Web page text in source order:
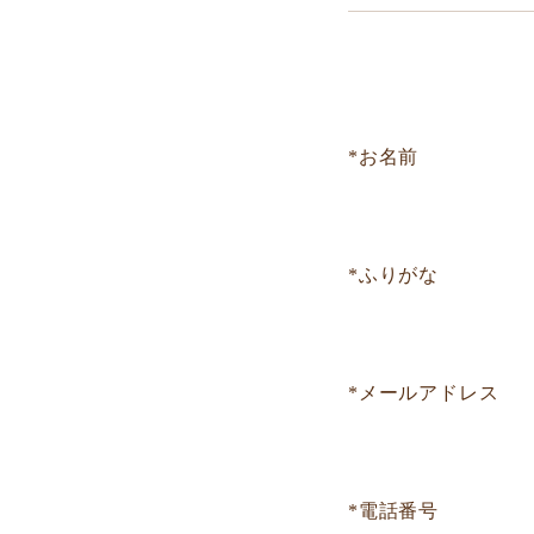
*お名前
*ふりがな
*メールアドレス
*電話番号